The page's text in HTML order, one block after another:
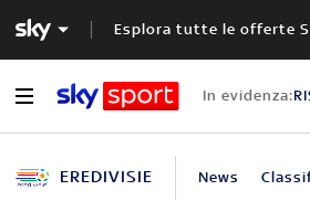
Esplora tutte le offerte
In evidenza:
EREDIVISIE News